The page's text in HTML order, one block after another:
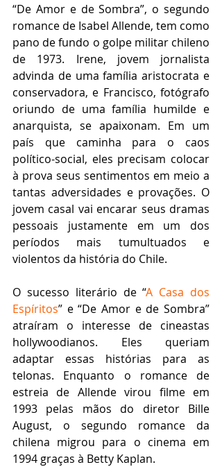
“De Amor e de Sombra”, o segundo
romance de Isabel Allende, tem como
pano de fundo o golpe militar chileno
de 1973. Irene, jovem jornalista
advinda de uma família aristocrata e
conservadora, e Francisco, fotógrafo
oriundo de uma família humilde e
anarquista, se apaixonam. Em um
país que caminha para o caos
político-social, eles precisam colocar
à prova seus sentimentos em meio a
tantas adversidades e provações. O
jovem casal vai encarar seus dramas
pessoais justamente em um dos
períodos mais tumultuados e
violentos da história do Chile.
O sucesso literário de “A Casa dos
Espíritos” e “De Amor e de Sombra”
atraíram o interesse de cineastas
hollywoodianos. Eles queriam
adaptar essas histórias para as
telonas. Enquanto o romance de
estreia de Allende virou filme em
1993 pelas mãos do diretor Bille
August, o segundo romance da
chilena migrou para o cinema em
1994 graças à Betty Kaplan.